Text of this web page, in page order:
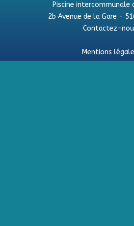
Piscine intercommunale
2b Avenue de la Gare -
Contactez-
Mentions